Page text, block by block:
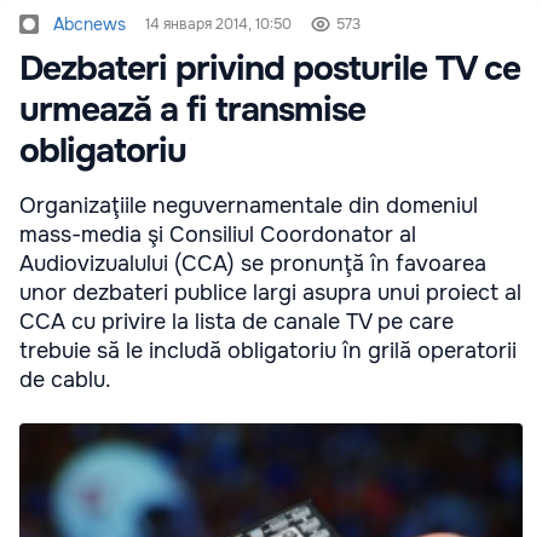
Abcnews 14 января 2014, 10:50 573
Dezbateri privind posturile TV ce
urmează a fi transmise
obligatoriu
Organizaţiile neguvernamentale din domeniul
mass-media şi Consiliul Coordonator al
Audiovizualului (CCA) se pronunţă în favoarea
unor dezbateri publice largi asupra unui proiect al
CCA cu privire la lista de canale TV pe care
trebuie să le includă obligatoriu în grilă operatorii
de cablu.